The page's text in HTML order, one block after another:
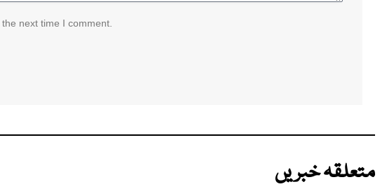
next time I comment.
متعلقہ خبریں